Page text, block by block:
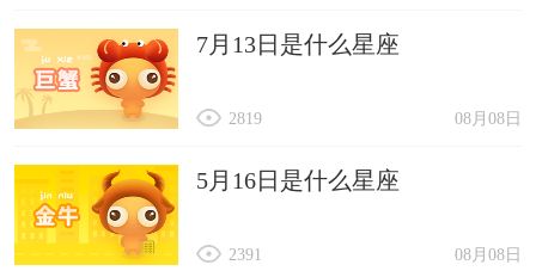
7月13日是什么星座
08月08日
2819
5月16日是什么星座
08月08日
2391